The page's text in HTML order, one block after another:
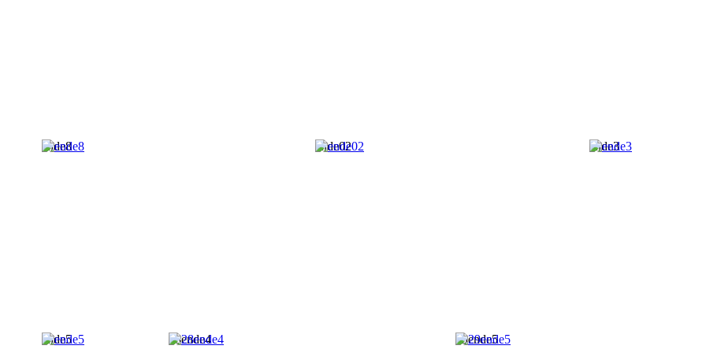
ende8 ende02 ende3
ende5 28ende4 29ende5